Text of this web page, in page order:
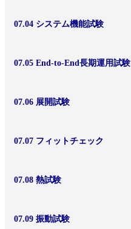
07.04 システム機能試験
07.05 End-to-End長期運用試験
07.06 展開試験
07.07 フィットチェック
07.08 熱試験
07.09 振動試験